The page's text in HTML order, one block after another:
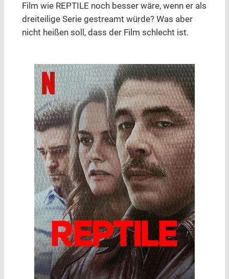
Film wie REPTILE noch besser wäre, wenn er als
dreiteilige Serie gestreamt würde? Was aber
nicht heißen soll, dass der Film schlecht ist.